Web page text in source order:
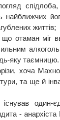
найближчих
життів;
отаман міг
яку
хоча
та ще й
один-
-